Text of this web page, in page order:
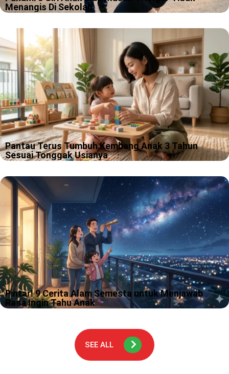
Menangis Di Sekolah
antar, anak salaman, lalu kamu pulang. Tapi versi kenyataannya
kadang lebih mirip adegan drama keluarga, hanya saja pemeran
utamanya masih pakai…
Pantau Terus Tumbuh Kembang Anak 3 Tahun
Sesuai Tonggak Usianya
cerewet banget, besoknya tiba tiba pendiam dan cuma mau
peluk kamu? Tenang, itu bukan “mode error”, itu tanda otaknya…
Pintar! 9 Cerita Alam Semesta untuk Menjawab
Rasa Ingin Tahu Anak
banget. Apakah ada yang tinggal di sana?” Dan kamu yang…
SEE ALL